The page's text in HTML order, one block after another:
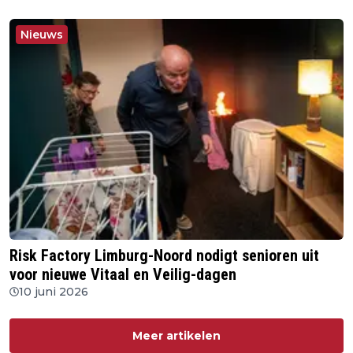
Nieuws
Risk Factory Limburg-Noord nodigt senioren uit
voor nieuwe Vitaal en Veilig-dagen
10 juni 2026
Meer artikelen